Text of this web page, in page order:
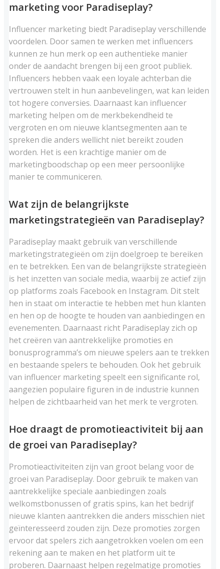
marketing voor Paradiseplay?
Influencer marketing biedt Paradiseplay verschillende
voordelen. Door samen te werken met influencers
kunnen ze hun merk op een authentieke manier
onder de aandacht brengen bij een groot publiek.
Influencers hebben vaak een loyale achterban die
vertrouwen stelt in hun aanbevelingen, wat kan leiden
tot hogere conversies. Daarnaast kan influencer
marketing helpen om de merkbekendheid te
vergroten en om nieuwe klantsegmenten aan te
spreken die anders wellicht niet bereikt zouden
worden. Het is een krachtige manier om de
marketingboodschap op een meer persoonlijke
manier te communiceren.
Wat zijn de belangrijkste
marketingstrategieën van Paradiseplay?
Paradiseplay maakt gebruik van verschillende
marketingstrategieën om zijn doelgroep te bereiken
en te betrekken. Een van de belangrijkste strategieën
is het inzetten van sociale media, waarbij ze actief zijn
op platforms zoals Facebook en Instagram. Dit stelt
hen in staat om interactie te hebben met hun klanten
en hen op de hoogte te houden van aanbiedingen en
evenementen. Daarnaast richt Paradiseplay zich op
het creëren van aantrekkelijke promoties en
bonusprogramma’s om nieuwe spelers aan te trekken
en bestaande spelers te behouden. Ook het gebruik
van influencer marketing speelt een significante rol,
aangezien populaire figuren in de industrie kunnen
helpen de zichtbaarheid van het merk te vergroten.
Hoe draagt de promotieactiviteit bij aan
de groei van Paradiseplay?
Promotieactiviteiten zijn van groot belang voor de
groei van Paradiseplay. Door gebruik te maken van
aantrekkelijke speciale aanbiedingen zoals
welkomstbonussen of gratis spins, kan het bedrijf
nieuwe klanten aantrekken die anders misschien niet
geïnteresseerd zouden zijn. Deze promoties zorgen
ervoor dat spelers zich aangetrokken voelen om een
rekening aan te maken en het platform uit te
proberen. Daarnaast helpen regelmatige promoties